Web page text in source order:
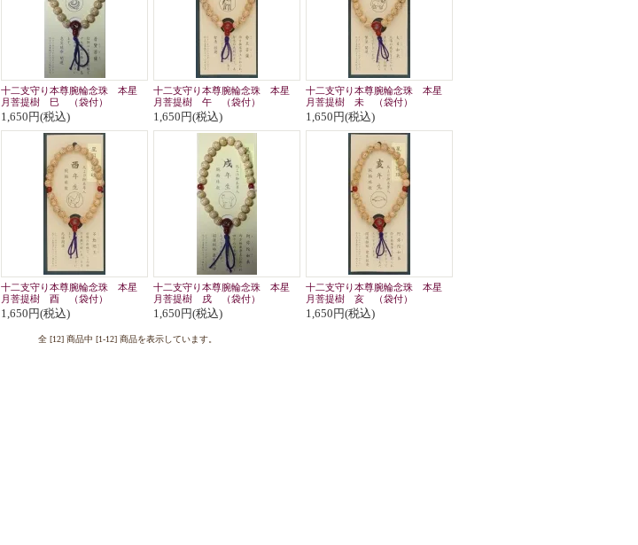
十二支守り本尊腕輪念珠 本星
月菩提樹 巳 （袋付）
1,650円(税込)
十二支守り本尊腕輪念珠 本星
月菩提樹 午 （袋付）
1,650円(税込)
十二支守り本尊腕輪念珠 本星
月菩提樹 未 （袋付）
1,650円(税込)
十二支守り本尊腕輪念珠 本星
月菩提樹 酉 （袋付）
1,650円(税込)
十二支守り本尊腕輪念珠 本星
月菩提樹 戌 （袋付）
1,650円(税込)
十二支守り本尊腕輪念珠 本星
月菩提樹 亥 （袋付）
1,650円(税込)
全 [12] 商品中 [1-12] 商品を表示しています。